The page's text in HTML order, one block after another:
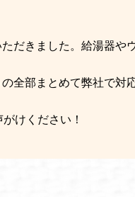
だきました。給湯器や
全部まとめて弊社で対
けください！